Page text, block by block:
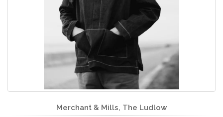
Merchant & Mills, The Ludlow